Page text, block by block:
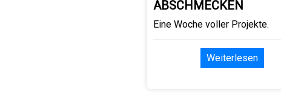
ABSCHMECKEN
Eine Woche voller Projekte.
Weiterlesen